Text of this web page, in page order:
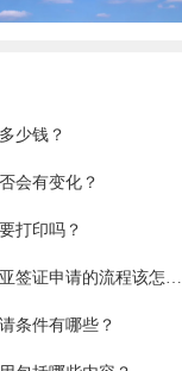
少钱？
会有变化？
打印吗？
我想了解关于澳大利亚签证申请的流程该怎么办？
条件有哪些？